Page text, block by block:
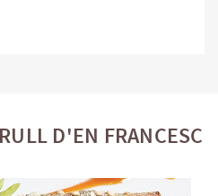
D'EN FRANCESC